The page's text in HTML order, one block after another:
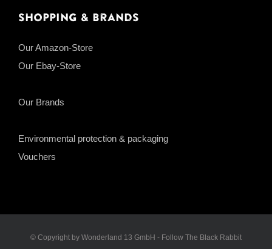
Shopping & Brands
Our Amazon-Store
Our Ebay-Store
Our Brands
Environmental protection & packaging
Vouchers
© Copyright by Wonderland 13 GmbH - Follow The Black Rabbit